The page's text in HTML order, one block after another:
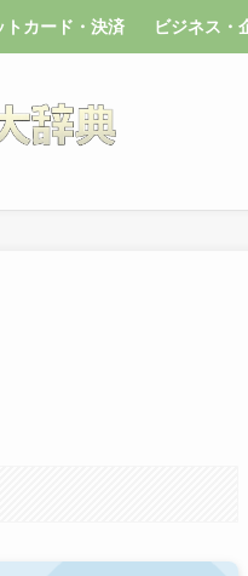
トカード・決済 ビジネス・